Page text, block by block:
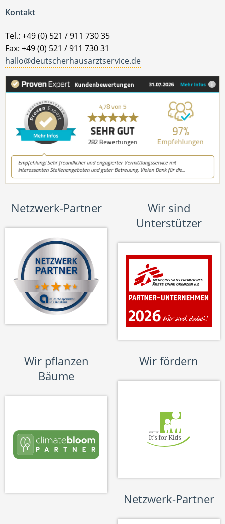
Kontakt
Tel.: +49 (0) 521 / 911 730 35
Fax: +49 (0) 521 / 911 730 31
hallo@deutscherhausarztservice.de
Netzwerk-Partner
Wir sind
Unterstützer
Wir pflanzen
Bäume
Wir fördern
Netzwerk-Partner